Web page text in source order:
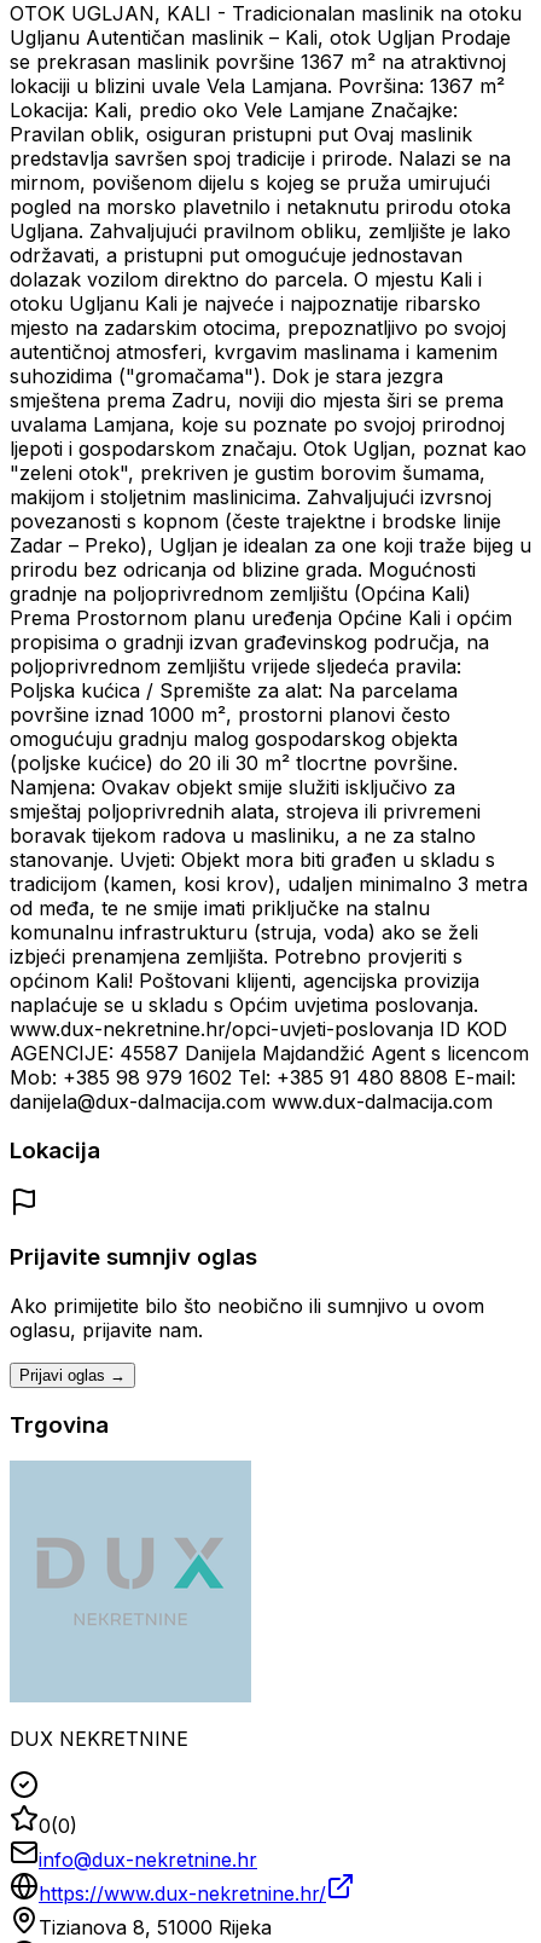
OTOK UGLJAN, KALI - Tradicionalan maslinik na otoku
Ugljanu Autentičan maslinik – Kali, otok Ugljan Prodaje
se prekrasan maslinik površine 1367 m² na atraktivnoj
lokaciji u blizini uvale Vela Lamjana. Površina: 1367 m²
Lokacija: Kali, predio oko Vele Lamjane Značajke:
Pravilan oblik, osiguran pristupni put Ovaj maslinik
predstavlja savršen spoj tradicije i prirode. Nalazi se na
mirnom, povišenom dijelu s kojeg se pruža umirujući
pogled na morsko plavetnilo i netaknutu prirodu otoka
Ugljana. Zahvaljujući pravilnom obliku, zemljište je lako
održavati, a pristupni put omogućuje jednostavan
dolazak vozilom direktno do parcela. O mjestu Kali i
otoku Ugljanu Kali je najveće i najpoznatije ribarsko
mjesto na zadarskim otocima, prepoznatljivo po svojoj
autentičnoj atmosferi, kvrgavim maslinama i kamenim
suhozidima ("gromačama"). Dok je stara jezgra
smještena prema Zadru, noviji dio mjesta širi se prema
uvalama Lamjana, koje su poznate po svojoj prirodnoj
ljepoti i gospodarskom značaju. Otok Ugljan, poznat kao
"zeleni otok", prekriven je gustim borovim šumama,
makijom i stoljetnim maslinicima. Zahvaljujući izvrsnoj
povezanosti s kopnom (česte trajektne i brodske linije
Zadar – Preko), Ugljan je idealan za one koji traže bijeg u
prirodu bez odricanja od blizine grada. Mogućnosti
gradnje na poljoprivrednom zemljištu (Općina Kali)
Prema Prostornom planu uređenja Općine Kali i općim
propisima o gradnji izvan građevinskog područja, na
poljoprivrednom zemljištu vrijede sljedeća pravila:
Poljska kućica / Spremište za alat: Na parcelama
površine iznad 1000 m², prostorni planovi često
omogućuju gradnju malog gospodarskog objekta
(poljske kućice) do 20 ili 30 m² tlocrtne površine.
Namjena: Ovakav objekt smije služiti isključivo za
smještaj poljoprivrednih alata, strojeva ili privremeni
boravak tijekom radova u masliniku, a ne za stalno
stanovanje. Uvjeti: Objekt mora biti građen u skladu s
tradicijom (kamen, kosi krov), udaljen minimalno 3 metra
od međa, te ne smije imati priključke na stalnu
komunalnu infrastrukturu (struja, voda) ako se želi
izbjeći prenamjena zemljišta. Potrebno provjeriti s
općinom Kali! Poštovani klijenti, agencijska provizija
naplaćuje se u skladu s Općim uvjetima poslovanja.
www.dux-nekretnine.hr/opci-uvjeti-poslovanja ID KOD
AGENCIJE: 45587 Danijela Majdandžić Agent s licencom
Mob: +385 98 979 1602 Tel: +385 91 480 8808 E-mail:
danijela@dux-dalmacija.com www.dux-dalmacija.com
Lokacija
Prijavite sumnjiv oglas
Ako primijetite bilo što neobično ili sumnjivo u ovom
oglasu, prijavite nam.
Prijavi oglas →
Trgovina
DUX NEKRETNINE
0(0)
info@dux-nekretnine.hr
https://www.dux-nekretnine.hr/
Tizianova 8, 51000 Rijeka